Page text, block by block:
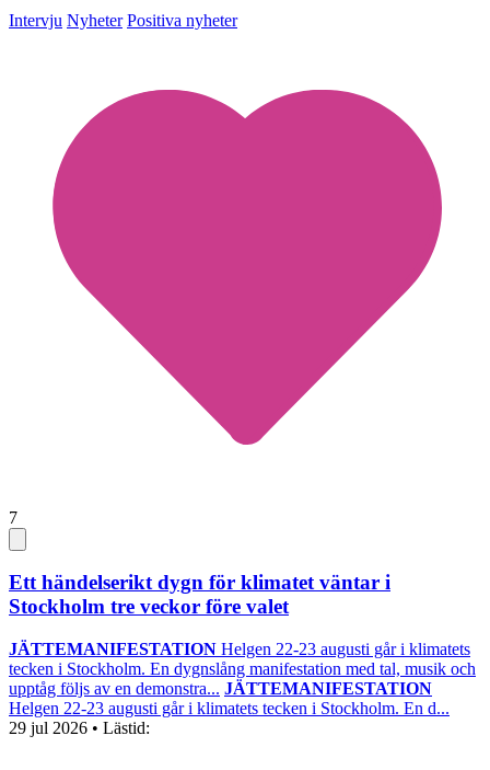
Intervju Nyheter Positiva nyheter
7
Ett händelserikt dygn för klimatet väntar i
Stockholm tre veckor före valet
JÄTTEMANIFESTATION Helgen 22-23 augusti går i klimatets
tecken i Stockholm. En dygnslång manifestation med tal, musik och
upptåg följs av en demonstra... JÄTTEMANIFESTATION
Helgen 22-23 augusti går i klimatets tecken i Stockholm. En d...
29 jul 2026 • Lästid: